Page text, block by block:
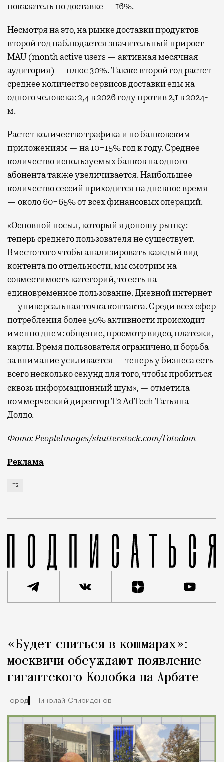
показатель по доставке — 16%.
Несмотря на это, на рынке доставки продуктов
второй год наблюдается значительный прирост
MAU (month active users — активная месячная
аудитория) — плюс 30%. Также второй год растет
среднее количество сервисов доставки еды на
одного человека: 2,4 в 2026 году против 2,1 в 2024-
м.
Растет количество трафика и по банковским
приложениям — на 10−15% год к году. Среднее
количество используемых банков на одного
абонента также увеличивается. Наибольшее
количество сессий приходится на дневное время
— около 60−65% от всех финансовых операций.
«Основной посыл, который я доношу рынку:
теперь среднего пользователя не существует.
Вместо того чтобы анализировать каждый вид
контента по отдельности, мы смотрим на
совместимость категорий, то есть на
единовременное пользование. Дневной интернет
— универсальная точка контакта. Среди всех сфер
потребления более 50% активности происходит
именно днем: общение, просмотр видео, платежи,
карты. Время пользователя ограничено, и борьба
за внимание усиливается — теперь у бизнеса есть
всего несколько секунд для того, чтобы пробиться
сквозь информационный шум», — отметила
коммерческий директор Т2 AdTech Татьяна
Долдо.
Фото: PeopleImages/shutterstock.com/Fotodom
Мобильный оператор Т2 изучил модели интернет-
Реклама
Т2
Город
«Будет сниться в кошмарах»:
москвичи обсуждают появление
гигантского Колобка на Арбате
Город Николай Спиридонов